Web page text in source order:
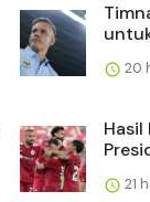
20
Hasil
21